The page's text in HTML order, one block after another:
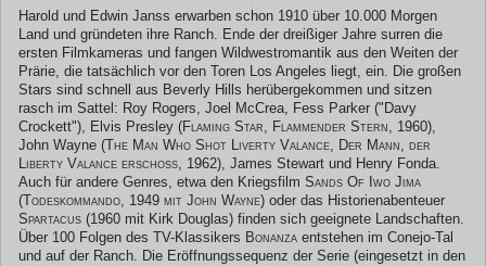
Harold und Edwin Janss erwarben schon 1910 über 10.000 Morgen
Land und gründeten ihre Ranch. Ende der dreißiger Jahre surren die
ersten Filmkameras und fangen Wildwestromantik aus den Weiten der
Prärie, die tatsächlich vor den Toren Los Angeles liegt, ein. Die großen
Stars sind schnell aus Beverly Hills herübergekommen und sitzen
rasch im Sattel: Roy Rogers, Joel McCrea, Fess Parker ("Davy
Crockett"), Elvis Presley (Flaming Star, Flammender Stern, 1960),
John Wayne (The Man Who Shot Liverty Valance, Der Mann, der
Liberty Valance erschoss, 1962), James Stewart und Henry Fonda.
Auch für andere Genres, etwa den Kriegsfilm Sands Of Iwo Jima
(Todeskommando, 1949 mit John Wayne) oder das Historienabenteuer
Spartacus (1960 mit Kirk Douglas) finden sich geeignete Landschaften.
Über 100 Folgen des TV-Klassikers Bonanza entstehen im Conejo-Tal
und auf der Ranch. Die Eröffnungssequenz der Serie (eingesetzt in den